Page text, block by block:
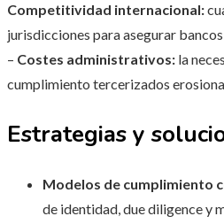
Competitividad internacional:
jurisdicciones para asegurar
– Costes administrativos: la
cumplimiento tercerizados
Estrategias y
Modelos de cumplimiento
de identidad, due diligence y